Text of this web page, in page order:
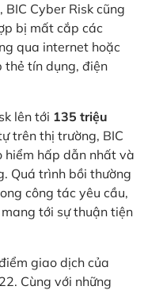
Cyber Risk cũng
bị mất cắp các
qua internet hoặc
thẻ tín dụng, điện
lên tới 135 triệu
trên thị trường, BIC
hiểm hấp dẫn nhất và
Quá trình bồi thường
công tác yêu cầu,
tới sự thuận tiện
giao dịch của
Cùng với những